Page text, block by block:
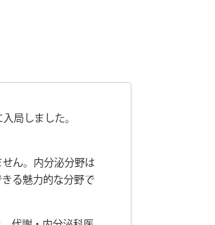
局しました。
ん。内分泌分野は
る魅力的な分野で